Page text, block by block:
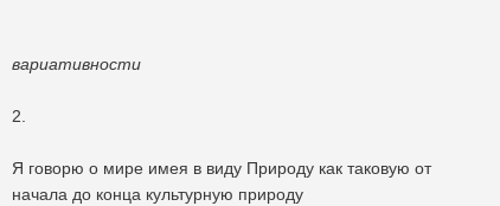
вариативности
2.
Я говорю о мире имея в виду Природу как таковую от
начала до конца культурную природу